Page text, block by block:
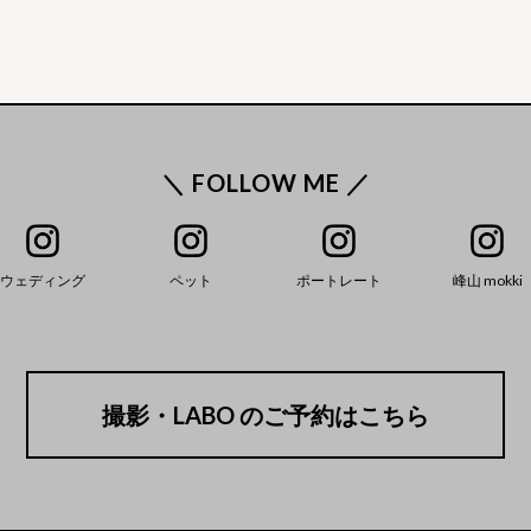
＼ FOLLOW ME ／
ウェディング ペット ポートレート 峰山 mokki
撮影・LABO のご予約はこちら